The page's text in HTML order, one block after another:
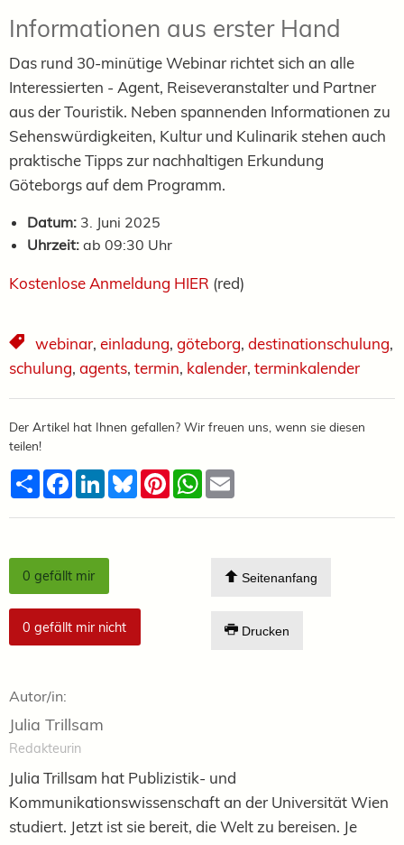
Informationen aus erster Hand
Das rund 30-minütige Webinar richtet sich an alle
Interessierten - Agent, Reiseveranstalter und Partner
aus der Touristik. Neben spannenden Informationen zu
Sehenswürdigkeiten, Kultur und Kulinarik stehen auch
praktische Tipps zur nachhaltigen Erkundung
Göteborgs auf dem Programm.
Datum: 3. Juni 2025
Uhrzeit: ab 09:30 Uhr
Kostenlose Anmeldung HIER (red)
webinar, einladung, göteborg, destinationschulung,
schulung, agents, termin, kalender, terminkalender
Der Artikel hat Ihnen gefallen? Wir freuen uns, wenn sie diesen
teilen!
TeilenFacebook
LinkedInBlueskyPinterestWhatsApp
0 gefällt mir
0 gefällt mir nicht
Seitenanfang
Drucken
Autor/in:
Julia Trillsam
Redakteurin
Julia Trillsam hat Publizistik- und
Kommunikationswissenschaft an der Universität Wien
studiert. Jetzt ist sie bereit, die Welt zu bereisen. Je